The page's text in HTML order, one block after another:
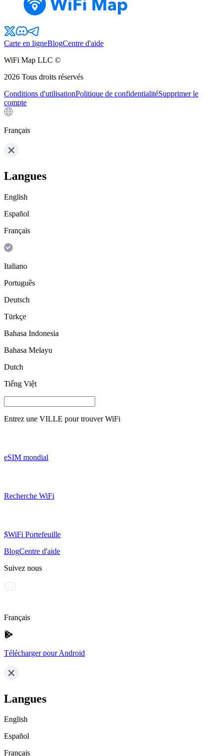
Carte en ligneBlogCentre d'aide
WiFi Map LLC ©
2026 Tous droits réservés
Conditions d'utilisationPolitique de confidentialitéSupprimer le
compte
Français
Langues
English
Español
Français
Italiano
Português
Deutsch
Türkçe
Bahasa Indonesia
Bahasa Melayu
Dutch
Tiếng Việt
Entrez une VILLE pour trouver WiFi
eSIM mondial
Recherche WiFi
$WiFi Portefeuille
BlogCentre d'aide
Suivez nous
Français
Télécharger pour Android
Langues
English
Español
Français